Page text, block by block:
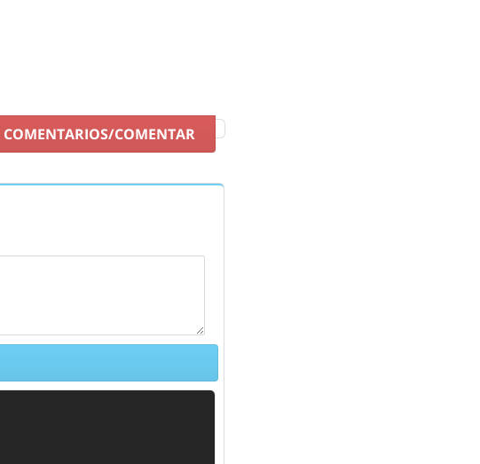
COMENTARIOS/COMENTAR